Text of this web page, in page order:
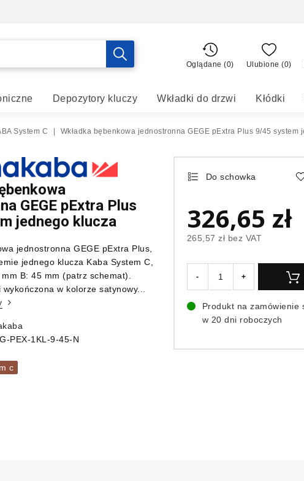
Oglądane (0) Ulubione (0)
Depozytory kluczy Wkładki do drzwi Kłódki
System C Wkładka bębenkowa jednostronna GEGE pExtra Plus 9/45 system
GEGE pExtra Plus
jednego klucza
jednostronna GEGE pExtra Plus,
jednego klucza Kaba System C,
B: 45 mm (patrz schemat).
wykończona w kolorze satynowy...
PEX-1KL-9-45-N
c
Do schowka
326,65 zł
265,57 zł bez VAT
- +
Produkt na zamówienie
w 20 dni roboczych